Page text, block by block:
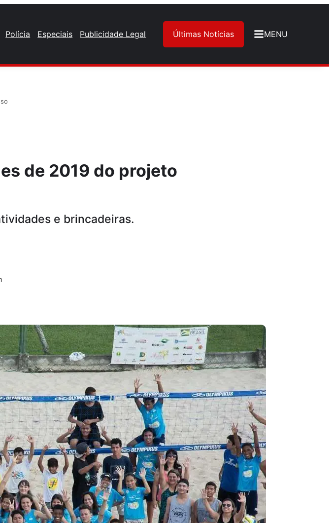
Polícia Especiais Publicidade Legal Últimas Notícias MENU
de 2019 do projeto
e brincadeiras.